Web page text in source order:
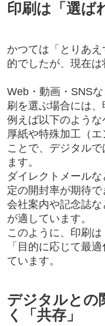
印刷は「選ば
かつては「とりあ
的でしたが、現在は
Web・動画・SNS
刷を選ぶ場合には、
例えば以下のような
厚紙や特殊加工（
ことで、デジタル
ます。
ダイレクトメール
定の開封率が期待で
会社案内や記念誌
が適しています。
このように、印刷
「目的に応じて最
ています。
デジタルとの
く「共存」